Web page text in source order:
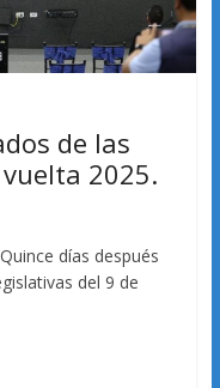
de las
2025.
días después
del 9 de